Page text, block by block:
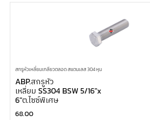
สกรูหัวเหลี่ยมเกลียวตลอด สแตนเลส 304 หุน
ABP.สกรูหัว
เหลี่ยม SS304 BSW 5/16″x
6″ต.ไซซ์พิเศษ
68.00